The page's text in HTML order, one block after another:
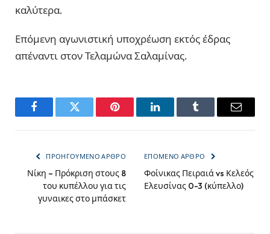
καλύτερα.
Επόμενη αγωνιστική υποχρέωση εκτός έδρας
απέναντι στον Τελαμώνα Σαλαμίνας.
FacebookTwitter Pinterest LinkedInTumblr Email
ΠΡΟΗΓΟΎΜΕΝΟ ΆΡΘΡΟ
Νίκη – Πρόκριση στους 8
του κυπέλλου για τις
γυναικες στο μπάσκετ
ΕΠΌΜΕΝΟ ΆΡΘΡΟ
Φοίνικας Πειραιά vs Κελεός
Ελευσίνας 0-3 (κύπελλο)